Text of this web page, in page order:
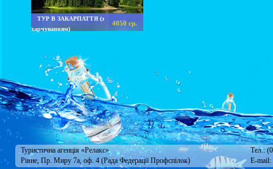
ТУР В ЗАКАРПАТТЯ (з
харчуванням)
4050 гр.
Туристична агенція «Релакс»
Тел.:
Рівне, Пр. Миру 7а, оф. 4 (Рада Федерації Профспілок)
E-mail: